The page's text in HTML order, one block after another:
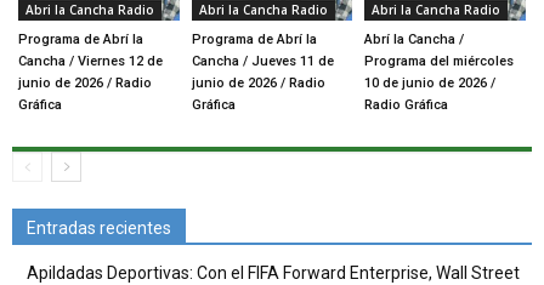
Abri la Cancha Radio
Programa de Abrí la
Cancha / Viernes 12 de
junio de 2026 / Radio
Gráfica
Abri la Cancha Radio
Programa de Abrí la
Cancha / Jueves 11 de
junio de 2026 / Radio
Gráfica
Abri la Cancha Radio
Abrí la Cancha /
Programa del miércoles
10 de junio de 2026 /
Radio Gráfica
Entradas recientes
Apildadas Deportivas: Con el FIFA Forward Enterprise, Wall Street